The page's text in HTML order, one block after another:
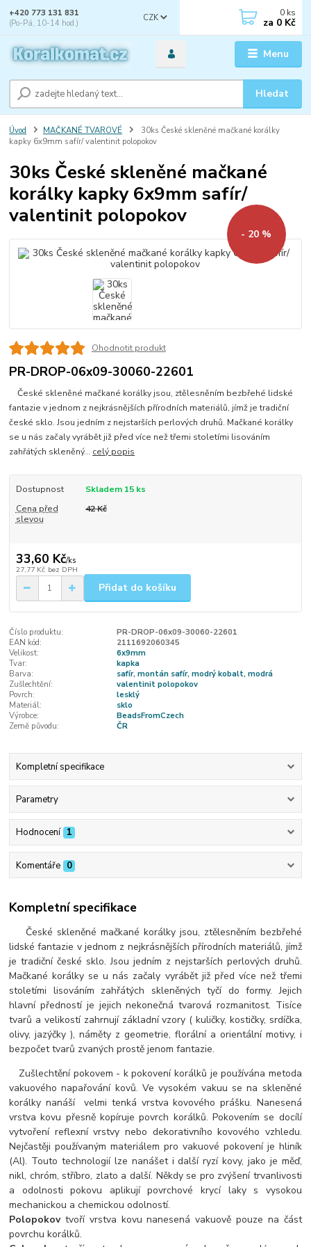
Menu
CZK
Hledat
+420 773 131 831
(Po-Pá, 10-14 hod.)
0 ks
za 0 Kč
Úvod MAČKANÉ TVAROVÉ
30ks České skleněné mačkané korálky
kapky 6x9mm safír/ valentinit polopokov
30ks České skleněné mačkané
korálky kapky 6x9mm safír/
valentinit polopokov
- 20 %
Ohodnotit produkt
PR-DROP-06x09-30060-22601
České skleněné mačkané korálky jsou, ztělesněním bezbřehé lidské
fantazie v jednom z nejkrásnějších přírodních materiálů, jímž je tradiční
české sklo. Jsou jedním z nejstarších perlových druhů. Mačkané korálky
se u nás začaly vyrábět již před více než třemi stoletími lisováním
zahřátých skleněný... celý popis
Dostupnost
Skladem 15 ks
Cena před
slevou
42 Kč
33,60 Kč/ks
27,77 Kč bez DPH
Přidat do košíku
Číslo produktu:
PR-DROP-06x09-30060-22601
EAN kód:
2111692060345
Velikost:
6x9mm
Tvar:
kapka
Barva:
safír, montán safír, modrý kobalt, modrá
Zušlechtění:
valentinit polopokov
Povrch:
lesklý
Materiál:
sklo
Výrobce:
BeadsFromCzech
Země původu:
ČR
Kompletní specifikace
Parametry
Hodnocení 1
Komentáře 0
Kompletní specifikace
České skleněné mačkané korálky jsou, ztělesněním bezbřehé
lidské fantazie v jednom z nejkrásnějších přírodních materiálů, jímž
je tradiční české sklo. Jsou jedním z nejstarších perlových druhů.
Mačkané korálky se u nás začaly vyrábět již před více než třemi
stoletími lisováním zahřátých skleněných tyčí do formy. Jejich
hlavní předností je jejich nekonečná tvarová rozmanitost. Tisíce
tvarů a velikostí zahrnují základní vzory ( kuličky, kostičky, srdíčka,
olivy, jazýčky ), náměty z geometrie, florální a orientální motivy, i
bezpočet tvarů zvaných prostě jenom fantazie.
Zušlechtění pokovem - k pokovení korálků je používána metoda
vakuového napařování kovů. Ve vysokém vakuu se na skleněné
korálky nanáší velmi tenká vrstva kovového prášku. Nanesená
vrstva kovu přesně kopíruje povrch korálků. Pokovením se docílí
vytvoření reflexní vrstvy nebo dekorativního kovového vzhledu.
Nejčastěji používaným materiálem pro vakuové pokovení je hliník
(Al). Touto technologií lze nanášet i další ryzí kovy, jako je měď,
nikl, chróm, stříbro, zlato a další. Někdy se pro zvýšení trvanlivosti
a odolnosti pokovu aplikují povrchové krycí laky s vysokou
mechanickou a chemickou odolností.
Polopokovtvoří vrstva kovu nanesená vakuově pouze na část
povrchu korálků.